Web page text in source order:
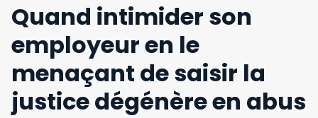
Quand intimider son
employeur en le
menaçant de saisir la
justice dégénère en abus